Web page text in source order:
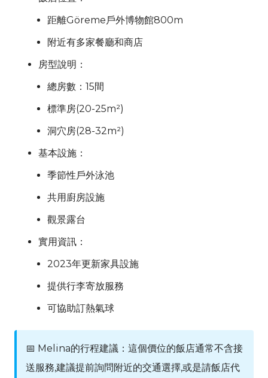
距離Göreme戶外博物館800m
附近有多家餐廳和商店
房型說明：
總房數：15間
標準房(20-25m²)
洞穴房(28-32m²)
基本設施：
季節性戶外泳池
共用廚房設施
觀景露台
實用資訊：
2023年更新家具設施
提供行李寄放服務
可協助訂熱氣球
📅 Melina的行程建議：這個價位的飯店通常不含接
送服務,建議提前詢問附近的交通選擇,或是請飯店代